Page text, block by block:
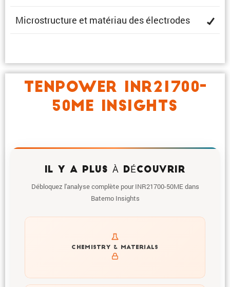
Micro­struc­ture et matériau des électrodes
TENPOWER INR21700-
50ME INSIGHTS
IL Y A PLUS À DÉCOUVRIR
Débloquez l'analyse complète pour INR21700-50ME dans
Batemo Insights
CHEMISTRY & MATERIALS
Get to know active materials for the INR21700-50ME